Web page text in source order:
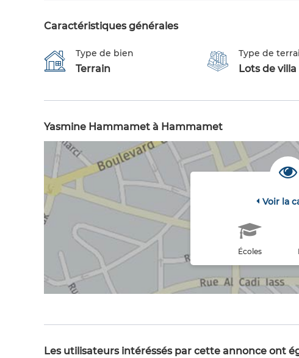
Caractéristiques générales
Type de bien
Terrain
Type de
Lots de villa
Yasmine Hammamet à Hammamet
Voir la
Écoles
Les utilisateurs intéréssés par cette annonce ont